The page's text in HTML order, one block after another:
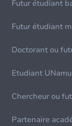
Futur étudiant
Futur étudiant
Doctorant ou
Etudiant
Chercheur ou
Partenaire